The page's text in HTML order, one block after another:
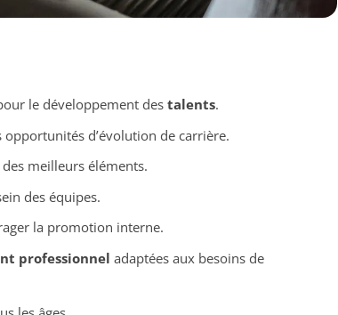
le développement des talents.
d’évolution de carrière.
meilleurs éléments.
des équipes.
la promotion interne.
professionnel adaptées aux besoins de